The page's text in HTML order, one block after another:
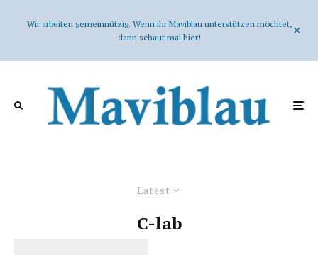
Wir arbeiten gemeinnützig. Wenn ihr Maviblau unterstützen möchtet,
dann schaut mal hier!
Latest
C-lab